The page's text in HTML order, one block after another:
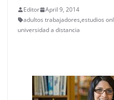
Editor
April 9, 2014
adultos trabajadores,estudios
universidad a distancia